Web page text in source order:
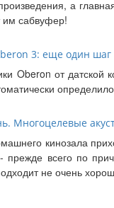
а
им сабвуфер!
3: еще один
Oberon от
Многоцелевые
кинозала
- прежде всего по
не очень